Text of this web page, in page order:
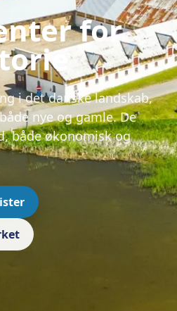
for
i det danske landskab,
nye og gamle. De
både økonomisk og